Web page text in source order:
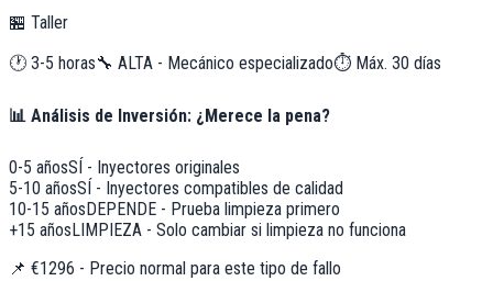
🏪 Taller
🕐 3-5 horas🔧 ALTA - Mecánico especializado⏱️ Máx. 30 días
📊 Análisis de Inversión: ¿Merece la pena?
0-5 añosSÍ - Inyectores originales
5-10 añosSÍ - Inyectores compatibles de calidad
10-15 añosDEPENDE - Prueba limpieza primero
+15 añosLIMPIEZA - Solo cambiar si limpieza no funciona
📌 €1296 - Precio normal para este tipo de fallo